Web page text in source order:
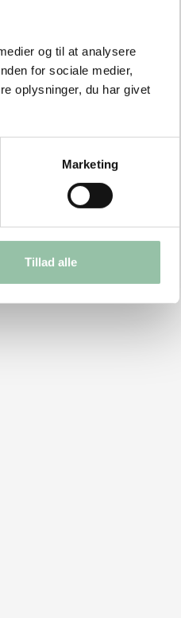
og til at analysere
for sociale medier,
oplysninger, du har givet
Marketing
Tillad alle